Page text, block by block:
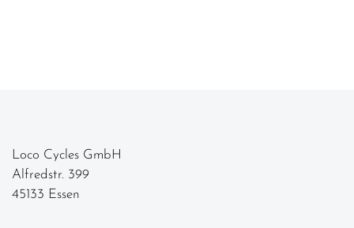
Loco Cycles GmbH
Alfredstr. 399
45133 Essen